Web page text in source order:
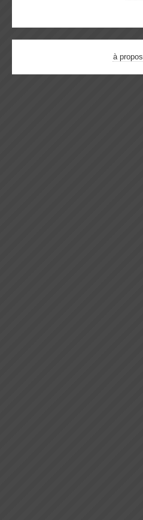
à propos